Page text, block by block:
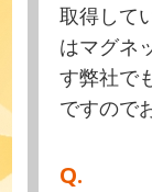
取得して
はマグネ
す弊社で
ですので
Q.